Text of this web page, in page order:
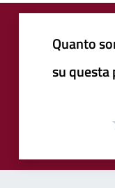
Quanto
su questa